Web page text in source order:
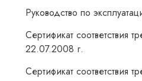
Руководство по
Сертификат соответствия
22.07.2008 г.
Сертификат соответствия